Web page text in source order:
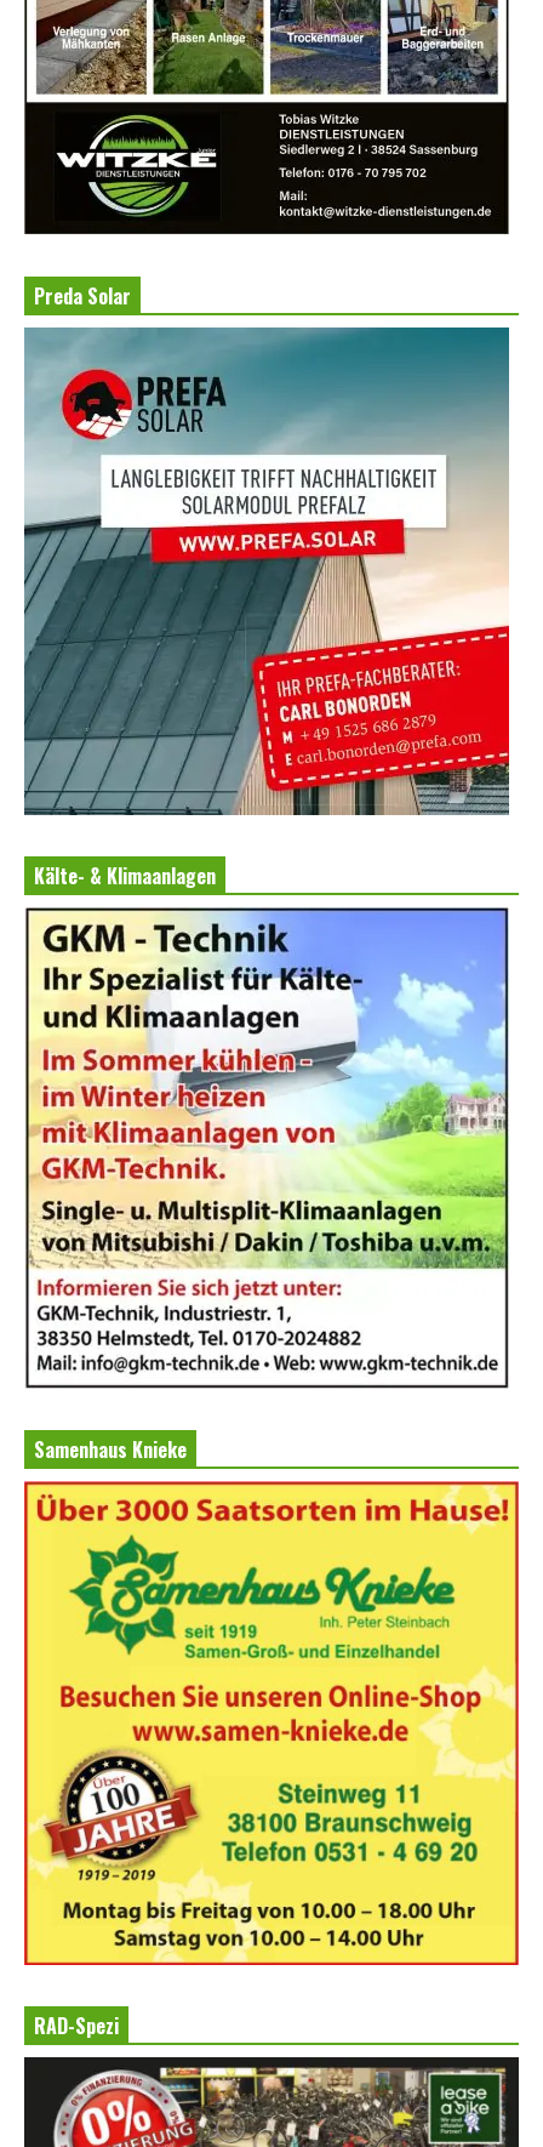
Preda Solar
Kälte- & Klimaanlagen
Samenhaus Knieke
RAD-Spezi